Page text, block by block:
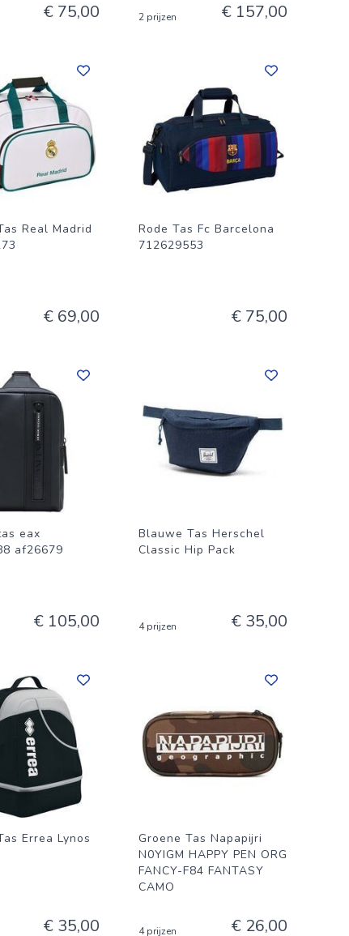
€ 75,00 2 prijzen € 157,00
Real Madrid
€ 69,00
Rode Tas Fc Barcelona
712629553
€ 75,00
eax
af26679
€ 105,00
Blauwe Tas Herschel
Classic Hip Pack
4 prijzen € 35,00
Errea Lynos
€ 35,00
Groene Tas Napapijri
N0YIGM HAPPY PEN ORG
FANCY-F84 FANTASY
CAMO
4 prijzen € 26,00